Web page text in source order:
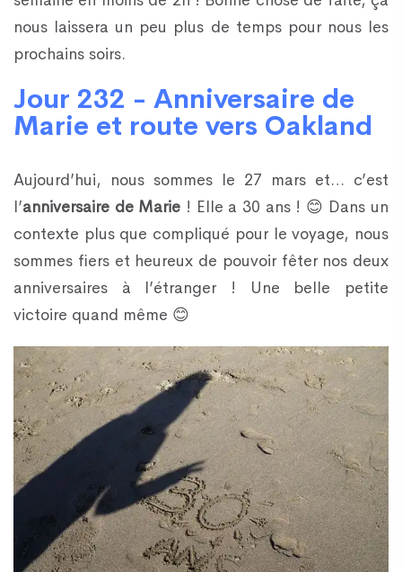
nous laissera un peu plus de temps pour nous les
prochains soirs.
Jour 232 - Anniversaire de
Marie et route vers Oakland
Aujourd’hui, nous sommes le 27 mars et… c’est
l’anniversaire de Marie ! Elle a 30 ans ! 😊 Dans un
contexte plus que compliqué pour le voyage, nous
sommes fiers et heureux de pouvoir fêter nos deux
anniversaires à l’étranger ! Une belle petite
victoire quand même 😊